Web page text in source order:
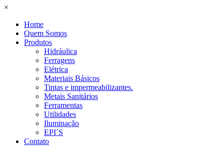
×
Home
Quem Somos
Produtos
Hidráulica
Ferragens
Elétrica
Materiais Básicos
Tintas e impermeabilizantes.
Metais Sanitários
Ferramentas
Utilidades
Iluminação
EPI´S
Contato